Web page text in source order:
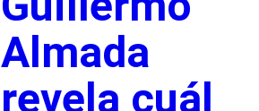
Almada
revela cuál